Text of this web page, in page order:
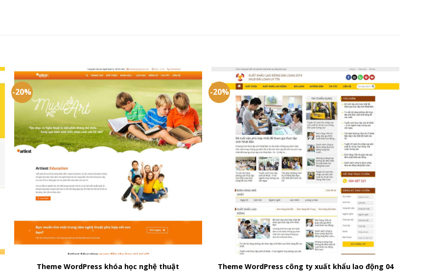
-20%
Theme WordPress khóa học nghệ thuật
-20%
Theme WordPress công ty xuất khẩu lao động 04